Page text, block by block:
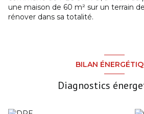
une maison de 60 m² sur un terrain
rénover dans sa totalité.
BILAN
Diagnostics